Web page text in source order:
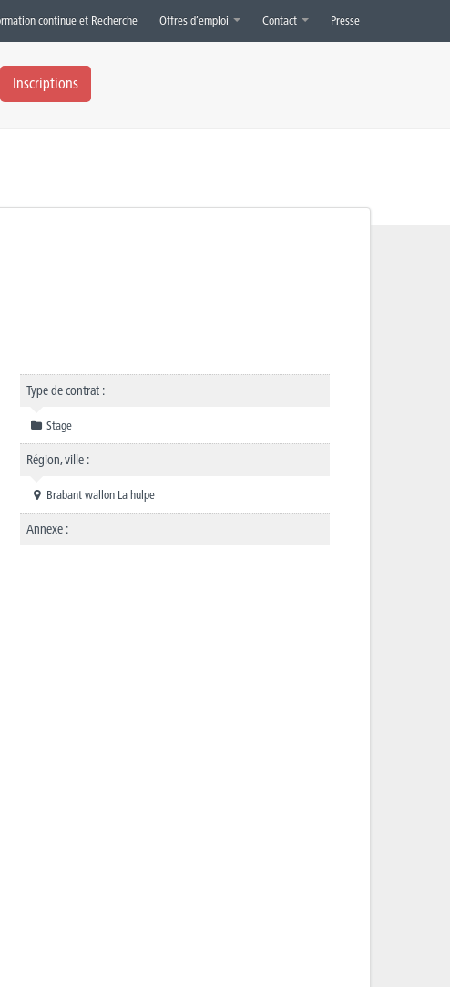
continue et Recherche Offres d’emploi Contact Presse
Inscriptions
Type de contrat :
Stage
Région, ville :
Brabant wallon La hulpe
Annexe :